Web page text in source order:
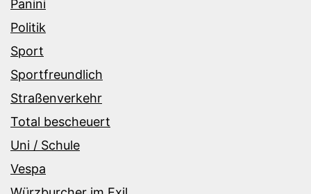
Panini
Politik
Sport
Sportfreundlich
Straßenverkehr
Total bescheuert
Uni / Schule
Vespa